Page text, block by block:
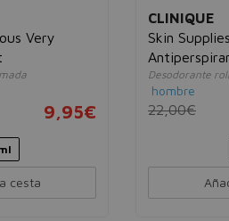
Very
9,95€
cesta
CLINIQUE
Skin
On
Desodorante
hombre
22,00€